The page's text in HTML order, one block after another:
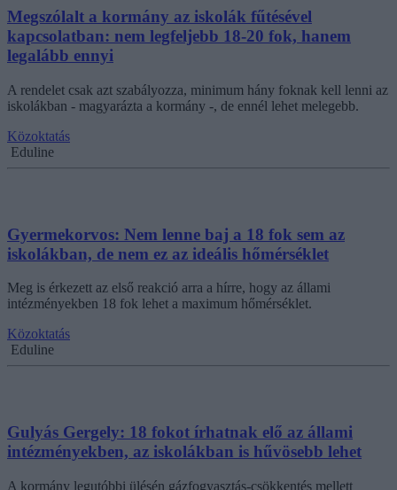
Megszólalt a kormány az iskolák fűtésével
kapcsolatban: nem legfeljebb 18-20 fok, hanem
legalább ennyi
A rendelet csak azt szabályozza, minimum hány foknak kell lenni az
iskolákban - magyarázta a kormány -, de ennél lehet melegebb.
Közoktatás
Eduline
Gyermekorvos: Nem lenne baj a 18 fok sem az
iskolákban, de nem ez az ideális hőmérséklet
Meg is érkezett az első reakció arra a hírre, hogy az állami
intézményekben 18 fok lehet a maximum hőmérséklet.
Közoktatás
Eduline
Gulyás Gergely: 18 fokot írhatnak elő az állami
intézményekben, az iskolákban is hűvösebb lehet
A kormány legutóbbi ülésén gázfogyasztás-csökkentés mellett